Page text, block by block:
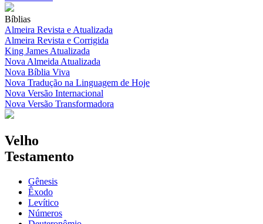
Bíblias
Almeira Revista e Atualizada
Almeira Revista e Corrigida
King James Atualizada
Nova Almeida Atualizada
Nova Bíblia Viva
Nova Tradução na Linguagem de Hoje
Nova Versão Internacional
Nova Versão Transformadora
Velho
Testamento
Gênesis
Êxodo
Levítico
Números